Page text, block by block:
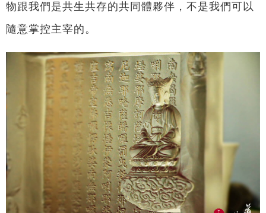
物跟我們是共生共存的共同體夥伴，不是我們可以
隨意掌控主宰的。